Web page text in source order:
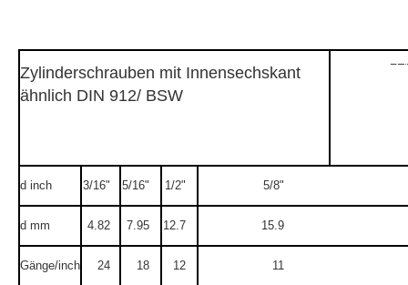
Zylinderschrauben mit Innensechskant
ähnlich DIN 912/ BSW
d inch 3/16" 5/16" 1/2" 5/8"
d mm 4.82 7.95 12.7 15.9
Gänge/inch 24 18 12 11